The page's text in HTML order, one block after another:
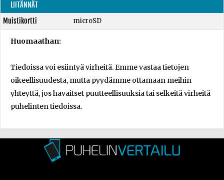
LIITÄNNÄT
Muistikortti
microSD
Huomaathan:
Tiedoissa voi esiintyä virheitä. Emme vastaa tietojen
oikeellisuudesta, mutta pyydämme ottamaan meihin
yhteyttä, jos havaitset puutteellisuuksia tai selkeitä virheitä
puhelinten tiedoissa.